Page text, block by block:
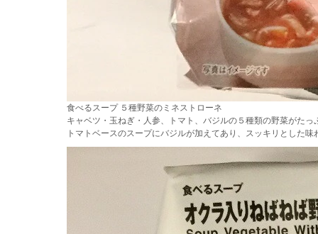
食べるスープ ５種野菜のミネストローネ
キャベツ・玉ねぎ・人参、トマト、バジルの５種類の野菜がた
トマトベースのスープにバジルが加えてあり、スッキリとした